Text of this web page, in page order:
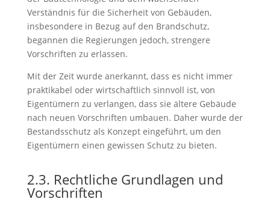
Verständnis für die Sicherheit von Gebäuden,
insbesondere in Bezug auf den Brandschutz,
begannen die Regierungen jedoch, strengere
Vorschriften zu erlassen.
Mit der Zeit wurde anerkannt, dass es nicht immer
praktikabel oder wirtschaftlich sinnvoll ist, von
Eigentümern zu verlangen, dass sie ältere Gebäude
nach neuen Vorschriften umbauen. Daher wurde der
Bestandsschutz als Konzept eingeführt, um den
Eigentümern einen gewissen Schutz zu bieten.
2.3. Rechtliche Grundlagen und
Vorschriften